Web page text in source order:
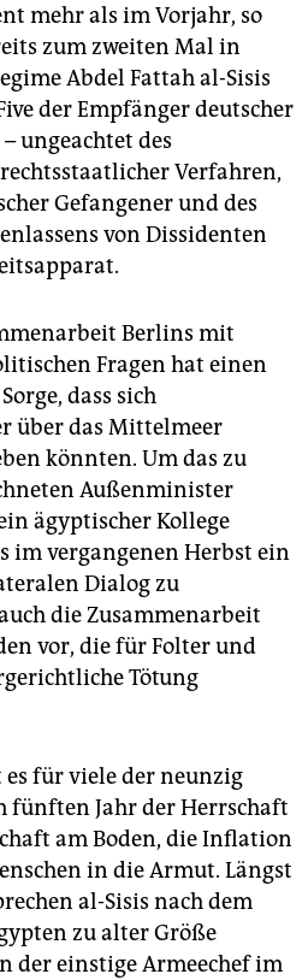
mehr als im Vorjahr, so
zum zweiten Mal in
Abdel Fattah al-Sisis
der Empfänger deutscher
ungeachtet des
Verfahren,
Gefangener und des
von Dissidenten
Berlins mit
Fragen hat einen
dass sich
über das Mittelmeer
könnten. Um das zu
Außenminister
ägyptischer Kollege
im vergangenen Herbst ein
Dialog zu
die Zusammenarbeit
vor, die für Folter und
Tötung
für viele der neunzig
Jahr der Herrschaft
am Boden, die Inflation
in die Armut. Längst
al-Sisis nach dem
zu alter Größe
der einstige Armeechef im